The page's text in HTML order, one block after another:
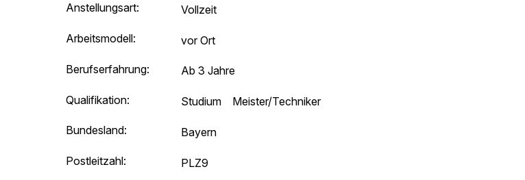
Anstellungsart: Vollzeit
Arbeitsmodell: vor Ort
Berufserfahrung: Ab 3 Jahre
Qualifikation: Studium Meister/Techniker
Bundesland: Bayern
Postleitzahl: PLZ9